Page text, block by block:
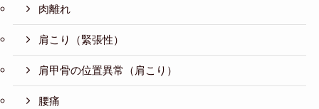
肉離れ
肩こり（緊張性）
肩甲骨の位置異常（肩こり）
腰痛